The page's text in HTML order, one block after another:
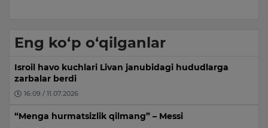
Eng ko‘p o‘qilganlar
Isroil havo kuchlari Livan janubidagi hududlarga
zarbalar berdi
16:09 / 11.07.2026
“Menga hurmatsizlik qilmang” – Messi